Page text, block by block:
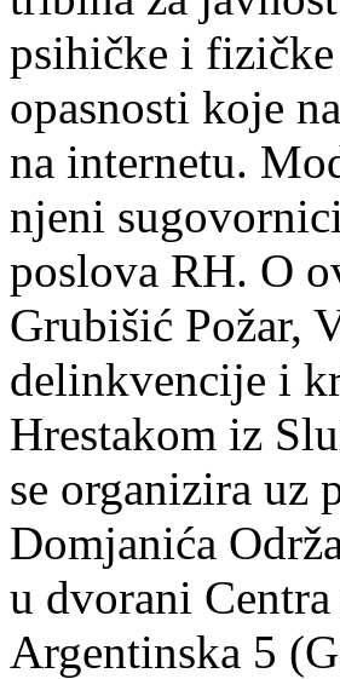
psihičke i fizičke
opasnosti koje
na internetu.
njeni
poslova RH. O
Grubišić Požar,
delinkvencije i
Hrestakom iz
se organizira uz
Domjanića
u dvorani
Argentinska 5